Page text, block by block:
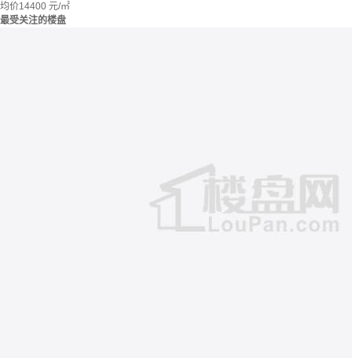
均价14400 元/㎡
最受关注的楼盘